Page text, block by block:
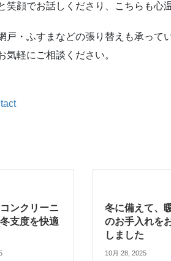
笑顔でお話しくださり、こちらも心
戸・ふすまなどの張り替えも承って
気軽にご相談ください。
ンクリーニ
支度を快適
冬に備えて、
のお手入れを
しました
10月 28, 2025